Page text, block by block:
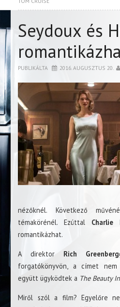
Seydoux és
PUBLIKÁLTA 2016. AUGUSZTUS 20.
nézőknél. Következő
témakörénél. Ezúttal Charlie
romantikázhat.
A direktor Rich Greenberg
forgatókönyvön, a címet
együtt ügyködtek a The Beauty
Miről szól a film? Egyelőre